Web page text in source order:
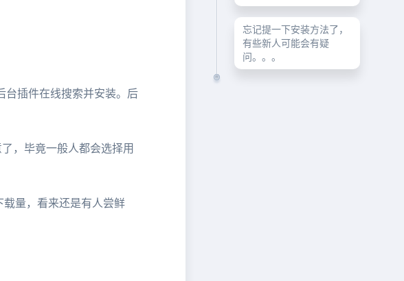
台插件在线搜索并安装。后
，毕竟一般人都会选择用
量，看来还是有人尝鲜
忘记提一下安装方法了，
有些新人可能会有疑
问。。。